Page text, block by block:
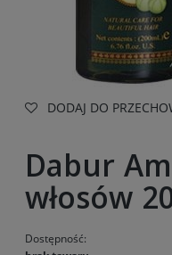
DODAJ DO
Dabur
włosów
Dostępność: